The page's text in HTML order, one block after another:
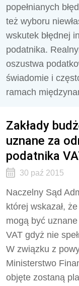
popełnianych
też wyboru
wskutek błędnej
podatnika.
oszustwa
świadomie i
ramach
Zakłady
uznane za
podatnika
30 paź 2015
Naczelny Sąd
której wskazał,
mogą być
VAT gdyż nie
W związku z
Ministerstwo
objęte zostaną